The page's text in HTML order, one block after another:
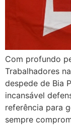
Com profundo
Trabalhadores
despede de Bia
incansável
referência para
sempre